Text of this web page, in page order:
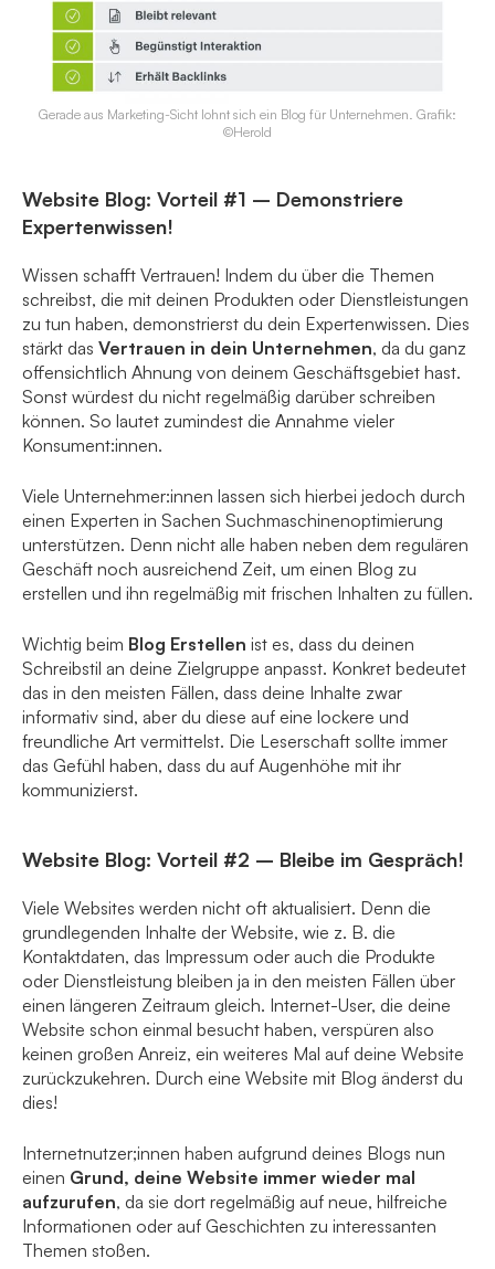
Gerade aus Marketing-Sicht lohnt sich ein Blog für Unternehmen. Grafik:
©Herold
Website Blog: Vorteil #1 – Demonstriere
Expertenwissen!
Wissen schafft Vertrauen! Indem du über die Themen
schreibst, die mit deinen Produkten oder Dienstleistungen
zu tun haben, demonstrierst du dein Expertenwissen. Dies
stärkt das Vertrauen in dein Unternehmen, da du ganz
offensichtlich Ahnung von deinem Geschäftsgebiet hast.
Sonst würdest du nicht regelmäßig darüber schreiben
können. So lautet zumindest die Annahme vieler
Konsument:innen.
Viele Unternehmer:innen lassen sich hierbei jedoch durch
einen Experten in Sachen Suchmaschinenoptimierung
unterstützen. Denn nicht alle haben neben dem regulären
Geschäft noch ausreichend Zeit, um einen Blog zu
erstellen und ihn regelmäßig mit frischen Inhalten zu füllen.
Wichtig beim Blog Erstellen ist es, dass du deinen
Schreibstil an deine Zielgruppe anpasst. Konkret bedeutet
das in den meisten Fällen, dass deine Inhalte zwar
informativ sind, aber du diese auf eine lockere und
freundliche Art vermittelst. Die Leserschaft sollte immer
das Gefühl haben, dass du auf Augenhöhe mit ihr
kommunizierst.
Website Blog: Vorteil #2 – Bleibe im Gespräch!
Viele Websites werden nicht oft aktualisiert. Denn die
grundlegenden Inhalte der Website, wie z. B. die
Kontaktdaten, das Impressum oder auch die Produkte
oder Dienstleistung bleiben ja in den meisten Fällen über
einen längeren Zeitraum gleich. Internet-User, die deine
Website schon einmal besucht haben, verspüren also
keinen großen Anreiz, ein weiteres Mal auf deine Website
zurückzukehren. Durch eine Website mit Blog änderst du
dies!
Internetnutzer;innen haben aufgrund deines Blogs nun
einen Grund, deine Website immer wieder mal
aufzurufen, da sie dort regelmäßig auf neue, hilfreiche
Informationen oder auf Geschichten zu interessanten
Themen stoßen.